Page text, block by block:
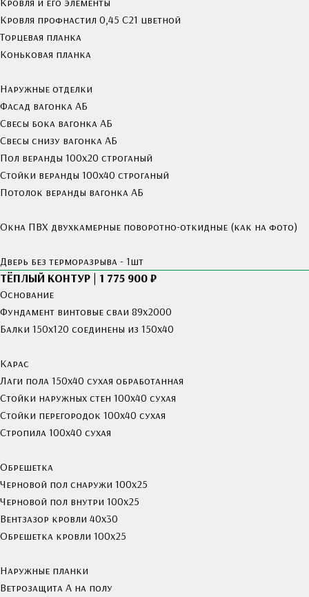
Кровля профнастил 0,45 С21 цветной
Торцевая планка
Коньковая планка
Наружные отделки
Фасад вагонка АБ
Свесы бока вагонка АБ
Свесы снизу вагонка АБ
Пол веранды 100х20 строганый
Стойки веранды 100х40 строганый
Потолок веранды вагонка АБ
Окна ПВХ двухкамерные поворотно-откидные (как на фото)
Дверь без терморазрыва - 1шт
ТЁПЛЫЙ КОНТУР | 1 775 900 ₽
Основание
Фундамент винтовые сваи 89х2000
Балки 150х120 соединены из 150х40
Карас
Лаги пола 150х40 сухая обработанная
Стойки наружных стен 100х40 сухая
Стойки перегородок 100х40 сухая
Стропила 100х40 сухая
Обрешетка
Черновой пол снаружи 100х25
Черновой пол внутри 100х25
Вентзазор кровли 40x30
Обрешетка кровли 100х25
Наружные планки
Ветрозащита А на полу